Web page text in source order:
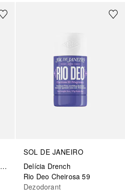
The Sol Tote + Body Essentials
SOL DE JANEIRO
Delícia Drench
Rio Deo Cheirosa 59
Dezodorant